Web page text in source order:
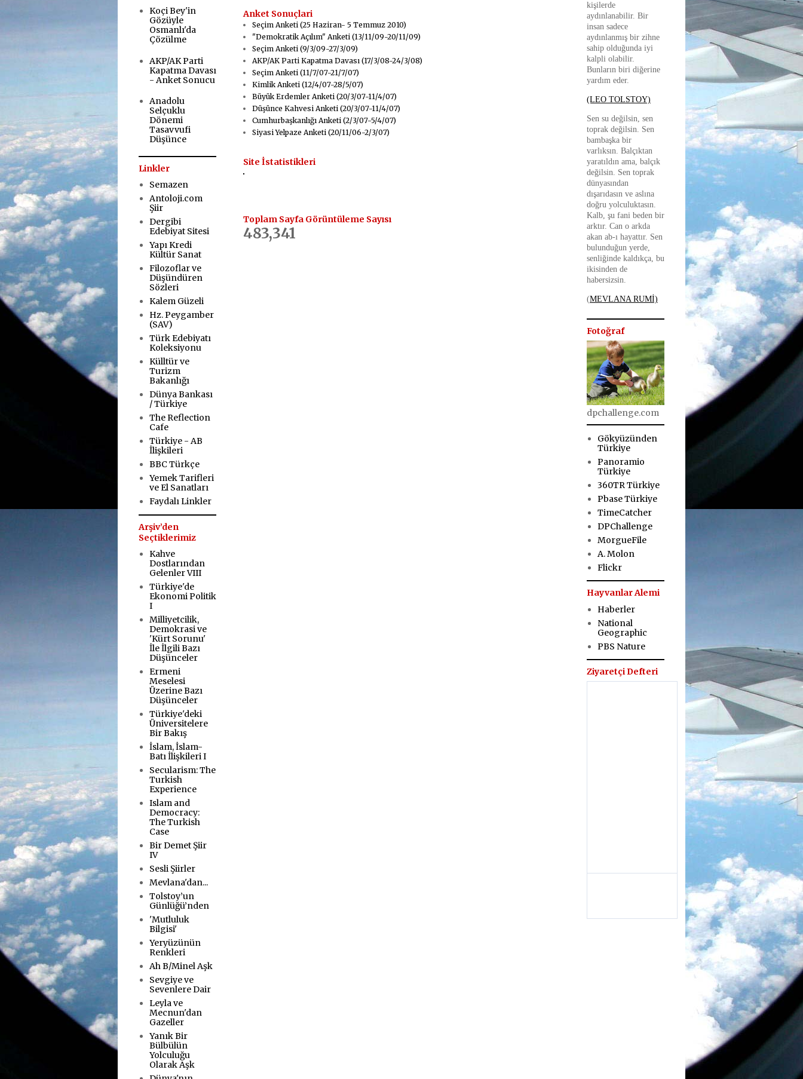
Anket Sonuçlari
Seçim Anketi (25 Haziran- 5 Temmuz 2010)
"Demokratik Açılım" Anketi (13/11/09-20/11/09)
Seçim Anketi (9/3/09-27/3/09)
AKP/AK Parti Kapatma Davası (17/3/08-24/3/08)
Seçim Anketi (11/7/07-21/7/07)
Kimlik Anketi (12/4/07-28/5/07)
Büyük Erdemler Anketi (20/3/07-11/4/07)
Düşünce Kahvesi Anketi (20/3/07-11/4/07)
Cumhurbaşkanlığı Anketi (2/3/07-5/4/07)
Siyasi Yelpaze Anketi (20/11/06-2/3/07)
Site İstatistikleri
Toplam Sayfa Görüntüleme Sayısı
483,341
Koçi Bey'in
Gözüyle
Osmanlı'da
Çözülme
AKP/AK Parti
Kapatma Davası
- Anket Sonucu
Anadolu
Selçuklu
Dönemi
Tasavvufi
Düşünce
Linkler
Semazen
Antoloji.com
Şiir
Dergibi
Edebiyat Sitesi
Yapı Kredi
Kültür Sanat
Filozoflar ve
Düşündüren
Sözleri
Kalem Güzeli
Hz. Peygamber
(SAV)
Türk Edebiyatı
Koleksiyonu
Külltür ve
Turizm
Bakanlığı
Dünya Bankası
/ Türkiye
The Reflection
Cafe
Türkiye - AB
İlişkileri
BBC Türkçe
Yemek Tarifleri
ve El Sanatları
Faydalı Linkler
Arşiv’den
Seçtiklerimiz
Kahve
Dostlarından
Gelenler VIII
Türkiye'de
Ekonomi Politik
I
Milliyetcilik,
Demokrasi ve
'Kürt Sorunu'
İle İlgili Bazı
Düşünceler
Ermeni
Meselesi
Üzerine Bazı
Düşünceler
Türkiye'deki
Üniversitelere
Bir Bakış
İslam, İslam-
Batı İlişkileri I
Secularism: The
Turkish
Experience
Islam and
Democracy:
The Turkish
Case
Bir Demet Şiir
IV
Sesli Şiirler
Mevlana'dan...
Tolstoy’un
Günlüğü’nden
'Mutluluk
Bilgisi'
Yeryüzünün
Renkleri
Ah B/Minel Aşk
Sevgiye ve
Sevenlere Dair
Leyla ve
Mecnun'dan
Gazeller
Yanık Bir
Bülbülün
Yolculuğu
Olarak Aşk
kişilerde
aydınlanabilir. Bir
insan sadece
aydınlanmış bir zihne
sahip olduğunda iyi
kalpli olabilir.
Bunların biri diğerine
yardım eder.
(LEO TOLSTOY)
Sen su değilsin, sen
toprak değilsin. Sen
bambaşka bir
varlıksın. Balçıktan
yaratıldın ama, balçık
değilsin. Sen toprak
dünyasından
dışarıdasın ve aslına
doğru yolculuktasın.
Kalb, şu fani beden bir
arktır. Can o arkda
akan ab-ı hayattır. Sen
bulunduğun yerde,
senliğinde kaldıkça, bu
ikisinden de
habersizsin.
(MEVLANA RUMİ)
Fotoğraf
dpchallenge.com
Gökyüzünden
Türkiye
Panoramio
Türkiye
360TR Türkiye
Pbase Türkiye
TimeCatcher
DPChallenge
MorgueFile
A. Molon
Flickr
Hayvanlar Alemi
Haberler
National
Geographic
PBS Nature
Ziyaretçi Defteri